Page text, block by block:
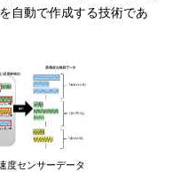
自動で作成する技術であ
度センサーデータ